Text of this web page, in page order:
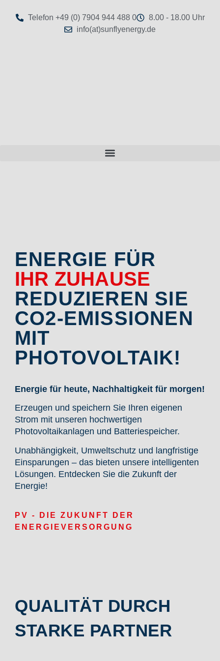
Telefon +49 (0) 7904 944 488 0
8.00 - 18.00 Uhr
info(at)sunflyenergy.de
ENERGIE FÜR
IHR ZUHAUSE
REDUZIEREN SIE
CO2-EMISSIONEN
MIT
PHOTOVOLTAIK!
Energie für heute, Nachhaltigkeit für morgen!
Erzeugen und speichern Sie Ihren eigenen
Strom mit unseren hochwertigen
Photovoltaikanlagen und Batteriespeicher.
Unabhängigkeit, Umweltschutz und langfristige
Einsparungen – das bieten unsere intelligenten
Lösungen. Entdecken Sie die Zukunft der
Energie!
PV - DIE ZUKUNFT DER
ENERGIEVERSORGUNG
QUALITÄT DURCH
STARKE PARTNER